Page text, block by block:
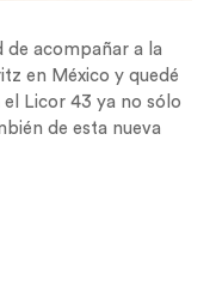
de acompañar a la
en México y quedé
el Licor 43 ya no sólo
de esta nueva